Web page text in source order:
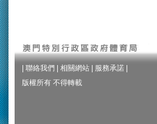
聯絡我們 相關網站 服務承諾
版權所有 不得轉載